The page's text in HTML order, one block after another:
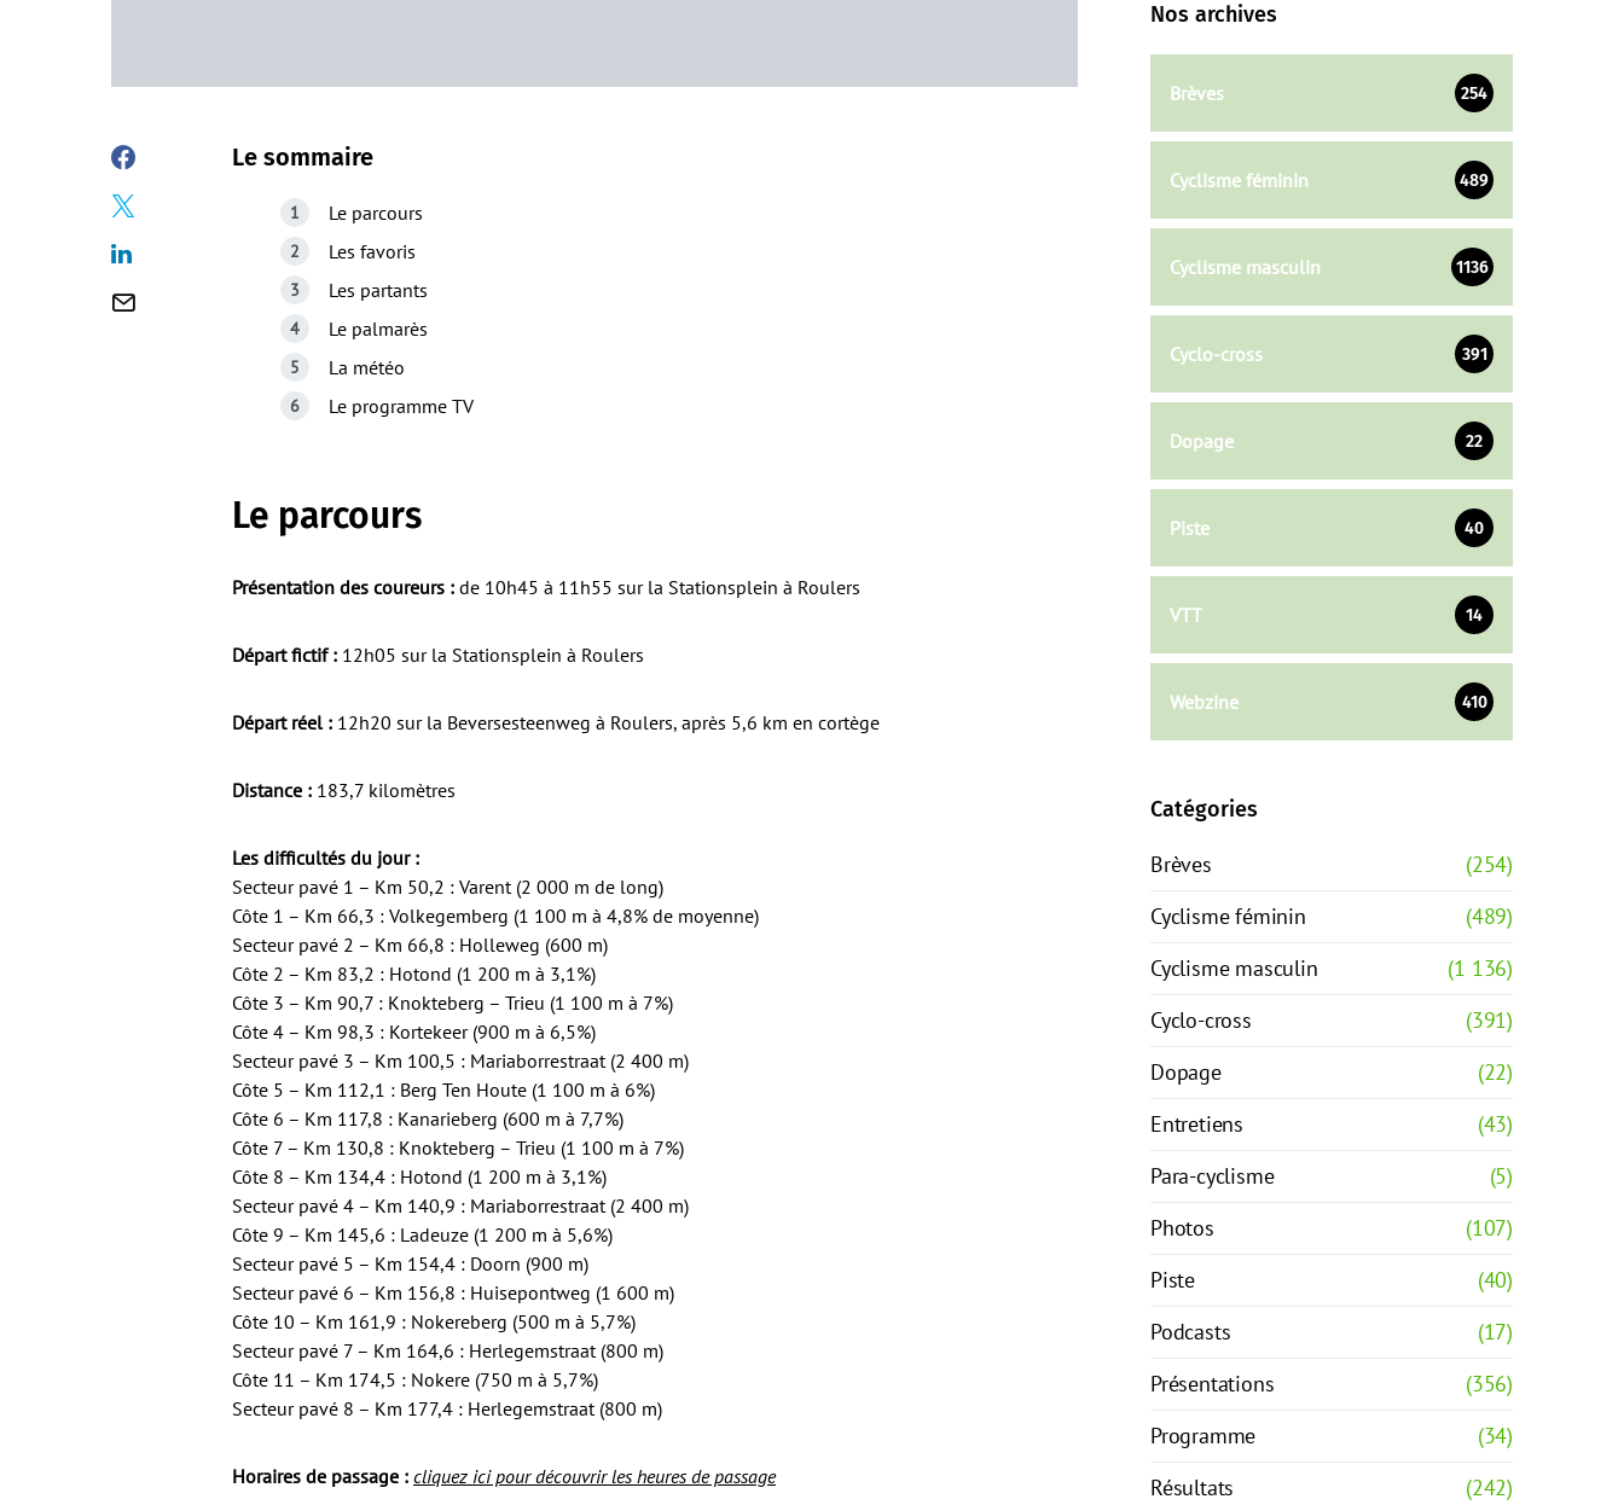
Le sommaire
Le parcours
Les favoris
Les partants
Le palmarès
La météo
Le programme TV
Le parcours
Présentation des coureurs : de 10h45 à 11h55 sur la Stationsplein à Roulers
Départ fictif : 12h05 sur la Stationsplein à Roulers
Départ réel : 12h20 sur la Beversesteenweg à Roulers, après 5,6 km en cortège
Distance : 183,7 kilomètres
Les difficultés du jour :
Secteur pavé 1 – Km 50,2 : Varent (2 000 m de long)
Côte 1 – Km 66,3 : Volkegemberg (1 100 m à 4,8% de moyenne)
Secteur pavé 2 – Km 66,8 : Holleweg (600 m)
Côte 2 – Km 83,2 : Hotond (1 200 m à 3,1%)
Côte 3 – Km 90,7 : Knokteberg – Trieu (1 100 m à 7%)
Côte 4 – Km 98,3 : Kortekeer (900 m à 6,5%)
Secteur pavé 3 – Km 100,5 : Mariaborrestraat (2 400 m)
Côte 5 – Km 112,1 : Berg Ten Houte (1 100 m à 6%)
Côte 6 – Km 117,8 : Kanarieberg (600 m à 7,7%)
Côte 7 – Km 130,8 : Knokteberg – Trieu (1 100 m à 7%)
Côte 8 – Km 134,4 : Hotond (1 200 m à 3,1%)
Secteur pavé 4 – Km 140,9 : Mariaborrestraat (2 400 m)
Côte 9 – Km 145,6 : Ladeuze (1 200 m à 5,6%)
Secteur pavé 5 – Km 154,4 : Doorn (900 m)
Secteur pavé 6 – Km 156,8 : Huisepontweg (1 600 m)
Côte 10 – Km 161,9 : Nokereberg (500 m à 5,7%)
Secteur pavé 7 – Km 164,6 : Herlegemstraat (800 m)
Côte 11 – Km 174,5 : Nokere (750 m à 5,7%)
Secteur pavé 8 – Km 177,4 : Herlegemstraat (800 m)
Horaires de passage : cliquez ici pour découvrir les heures de passage
Nos archives
Brèves 254
Cyclisme féminin 489
Cyclisme masculin 1136
Cyclo-cross 391
Dopage 22
Piste 40
VTT 14
Webzine 410
Catégories
Brèves
(254)
Cyclisme féminin
(489)
Cyclisme masculin
(1 136)
Cyclo-cross
(391)
Dopage
(22)
Entretiens
(43)
Para-cyclisme
(5)
Photos
(107)
Piste
(40)
Podcasts
(17)
Présentations
(356)
Programme
(34)
Résultats
(242)